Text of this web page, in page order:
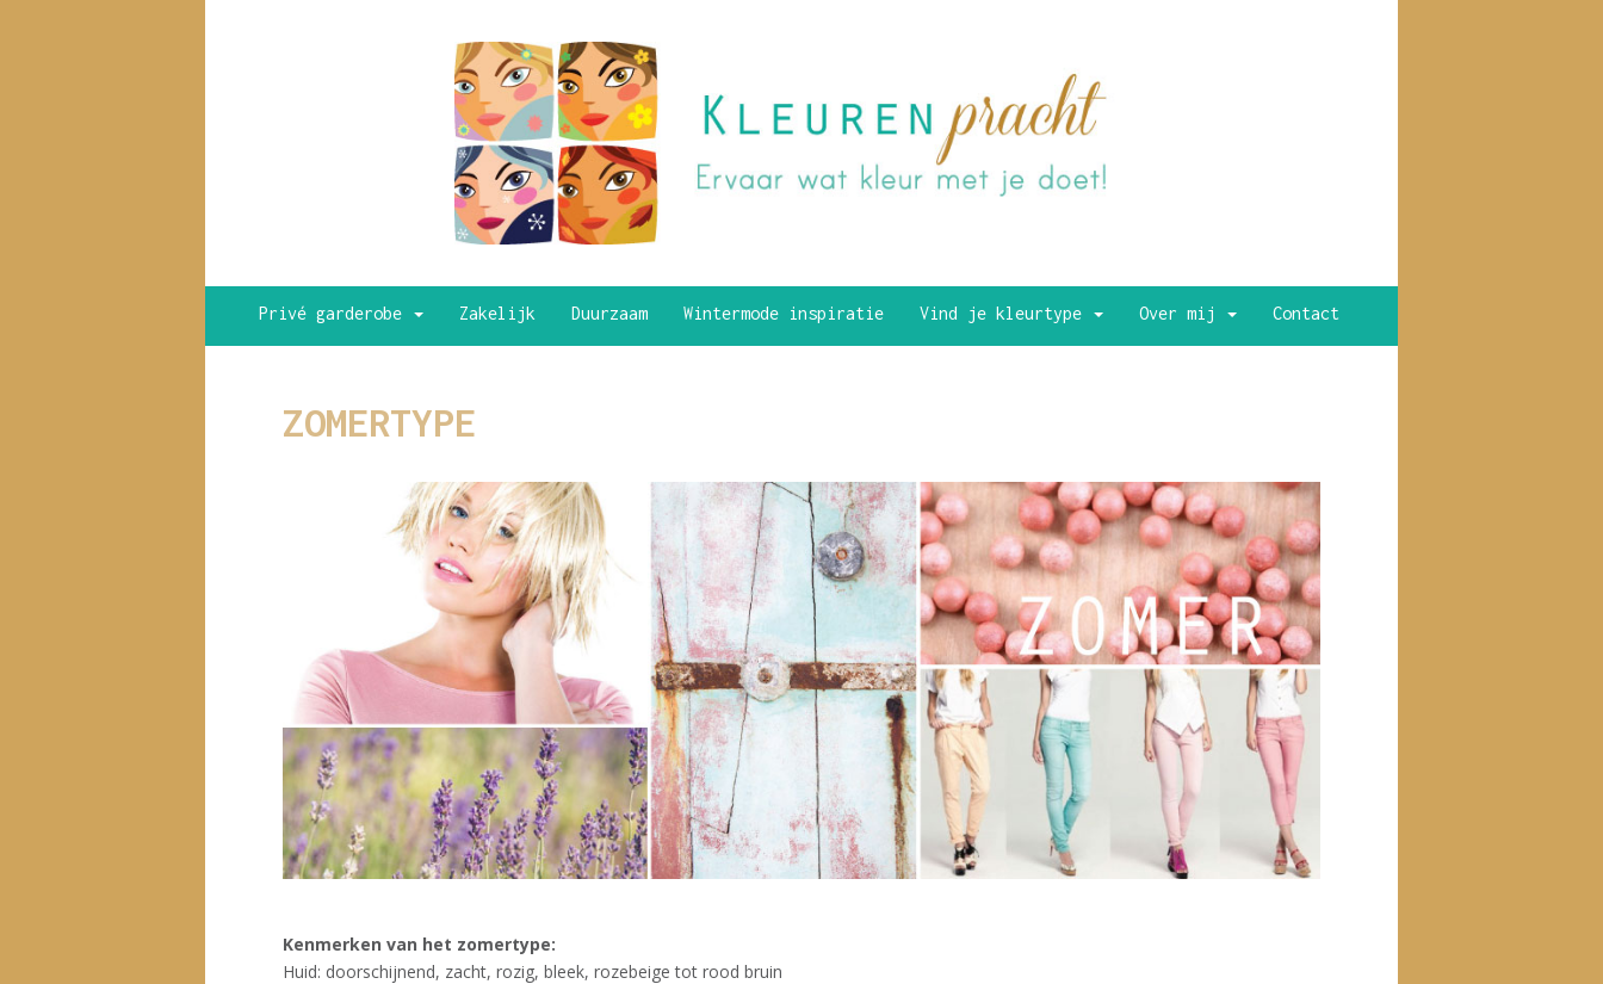
Privé garderobe Zakelijk Duurzaam Wintermode inspiratie Vind je kleurtype Over mij Contact
ZOMERTYPE
Kenmerken van het zomertype:
Huid: doorschijnend, zacht, rozig, bleek, rozebeige tot rood bruin